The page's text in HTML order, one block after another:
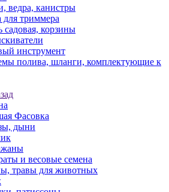
ведра, канистры
для триммера
садовая, корзины
инструмент
полива, шланги, комплектующие к
Фасовка
дыни
и весовые семена
травы для животных